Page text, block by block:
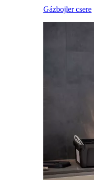
Gázbojler csere